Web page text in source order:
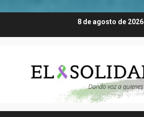
8 de agosto de 2026